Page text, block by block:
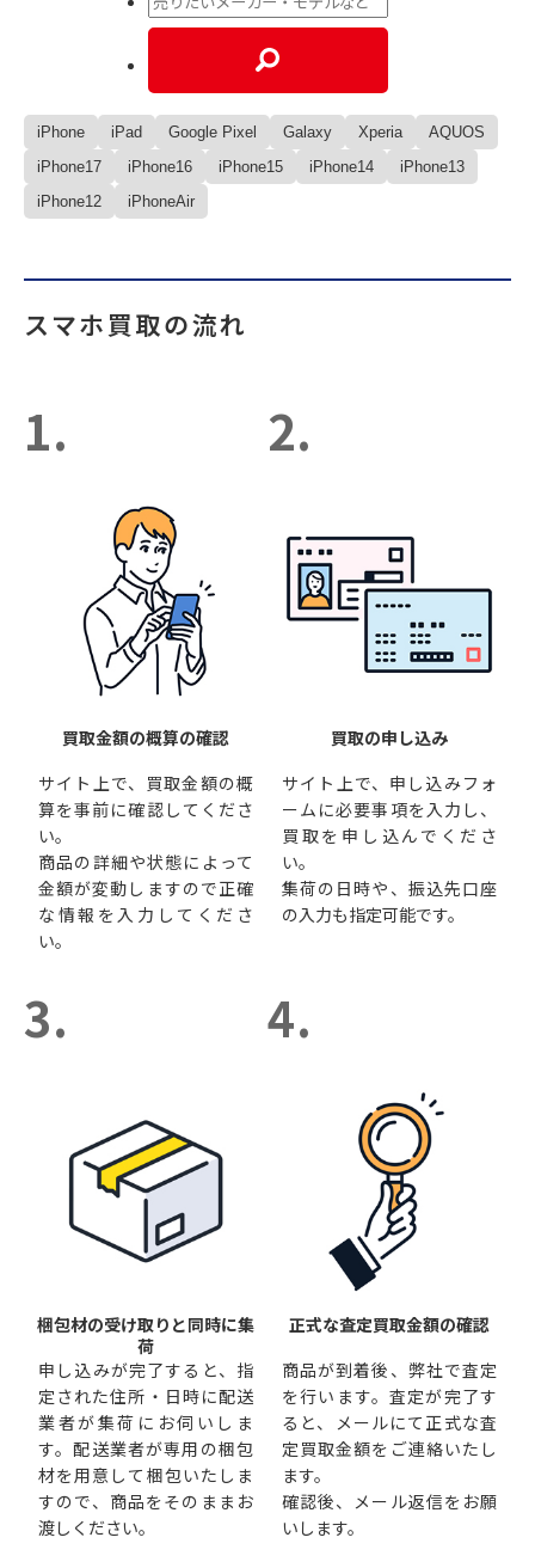
iPhone iPad Google Pixel Galaxy Xperia
AQUOS
iPhone17
iPhone16 iPhone15 iPhone14
iPhone13
iPhone12
iPhoneAir
スマホ買取の流れ
1.
買取金額の概算の確認
サイト上で、買取金額の概
算を事前に確認してくださ
い。
商品の詳細や状態によって
金額が変動しますので正確
な情報を入力してくださ
い。
2.
買取の申し込み
サイト上で、申し込みフォ
ームに必要事項を入力し、
買取を申し込んでくださ
い。
集荷の日時や、振込先口座
の入力も指定可能です。
3.
梱包材の受け取りと同時に集
荷
申し込みが完了すると、指
定された住所・日時に配送
業者が集荷にお伺いしま
す。配送業者が専用の梱包
材を用意して梱包いたしま
すので、商品をそのままお
渡しください。
4.
正式な査定買取金額の確認
商品が到着後、弊社で査定
を行います。査定が完了す
ると、メールにて正式な査
定買取金額をご連絡いたし
ます。
確認後、メール返信をお願
いします。